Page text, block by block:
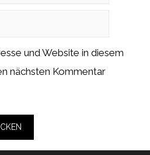
und Website in diesem
nächsten Kommentar